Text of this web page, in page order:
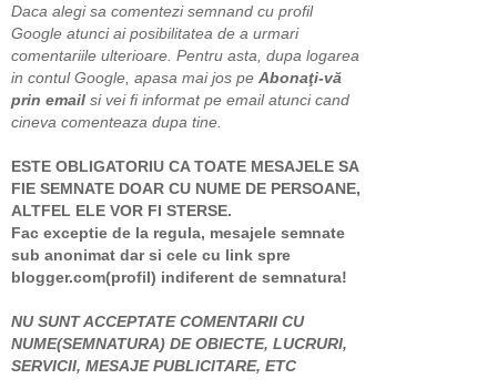
Daca alegi sa comentezi semnand cu profil
Google atunci ai posibilitatea de a urmari
comentariile ulterioare. Pentru asta, dupa logarea
in contul Google, apasa mai jos pe Abonaţi-vă
prin email si vei fi informat pe email atunci cand
cineva comenteaza dupa tine.
ESTE OBLIGATORIU CA TOATE MESAJELE SA
FIE SEMNATE DOAR CU NUME DE PERSOANE,
ALTFEL ELE VOR FI STERSE.
Fac exceptie de la regula, mesajele semnate
sub anonimat dar si cele cu link spre
blogger.com(profil) indiferent de semnatura!
NU SUNT ACCEPTATE COMENTARII CU
NUME(SEMNATURA) DE OBIECTE, LUCRURI,
SERVICII, MESAJE PUBLICITARE, ETC